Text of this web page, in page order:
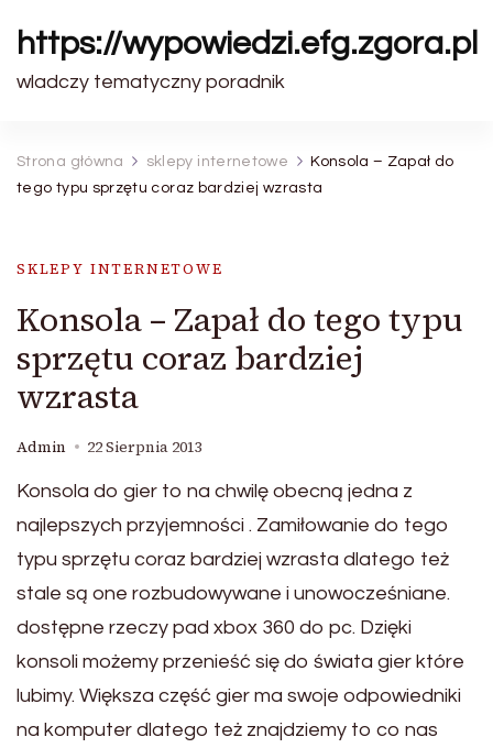
https://wypowiedzi.efg.zgora.pl
wladczy tematyczny poradnik
Strona główna sklepy internetowe
Konsola – Zapał do
tego typu sprzętu coraz bardziej wzrasta
SKLEPY INTERNETOWE
Konsola – Zapał do tego typu
sprzętu coraz bardziej
wzrasta
Admin 22 Sierpnia 2013
Konsola do gier to na chwilę obecną jedna z
najlepszych przyjemności . Zamiłowanie do tego
typu sprzętu coraz bardziej wzrasta dlatego też
stale są one rozbudowywane i unowocześniane.
dostępne rzeczy pad xbox 360 do pc. Dzięki
konsoli możemy przenieść się do świata gier które
lubimy. Większa część gier ma swoje odpowiedniki
na komputer dlatego też znajdziemy to co nas